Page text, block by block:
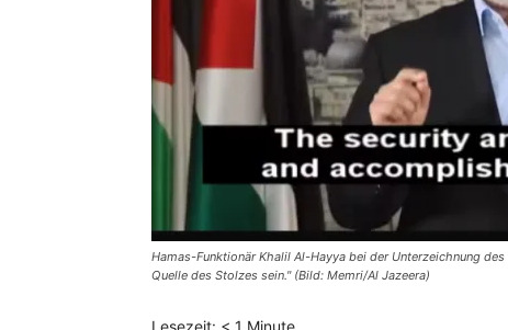
Hamas-Funktionär Khalil Al-Hayya bei der Unterzeichnung
Quelle des Stolzes sein." (Bild: Memri/Al Jazeera)
Lesezeit: < 1 Minute